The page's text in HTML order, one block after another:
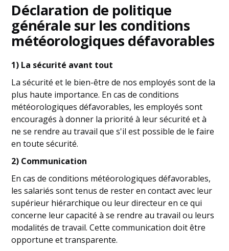
Déclaration de politique
générale sur les conditions
météorologiques défavorables
1) La sécurité avant tout
La sécurité et le bien-être de nos employés sont de la
plus haute importance. En cas de conditions
météorologiques défavorables, les employés sont
encouragés à donner la priorité à leur sécurité et à
ne se rendre au travail que s'il est possible de le faire
en toute sécurité.
2) Communication
En cas de conditions météorologiques défavorables,
les salariés sont tenus de rester en contact avec leur
supérieur hiérarchique ou leur directeur en ce qui
concerne leur capacité à se rendre au travail ou leurs
modalités de travail. Cette communication doit être
opportune et transparente.